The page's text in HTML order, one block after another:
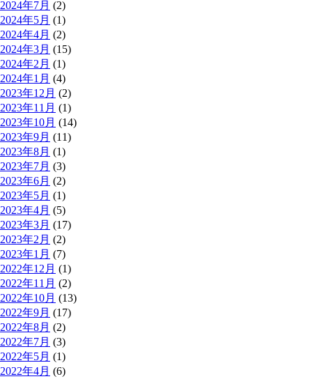
2024年7月 (2)
2024年5月 (1)
2024年4月 (2)
2024年3月 (15)
2024年2月 (1)
2024年1月 (4)
2023年12月 (2)
2023年11月 (1)
2023年10月 (14)
2023年9月 (11)
2023年8月 (1)
2023年7月 (3)
2023年6月 (2)
2023年5月 (1)
2023年4月 (5)
2023年3月 (17)
2023年2月 (2)
2023年1月 (7)
2022年12月 (1)
2022年11月 (2)
2022年10月 (13)
2022年9月 (17)
2022年8月 (2)
2022年7月 (3)
2022年5月 (1)
2022年4月 (6)